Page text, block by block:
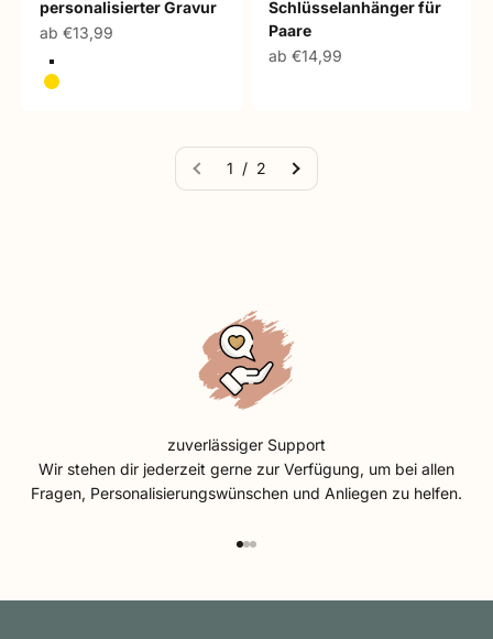
personalisierter Gravur
Angebot
ab €13,99
Silber
Gold
Schlüsselanhänger für
Paare
Angebot
ab €14,99
1 / 2
zuverlässiger Support
Wir stehen dir jederzeit gerne zur Verfügung, um bei allen
Fragen, Personalisierungswünschen und Anliegen zu helfen.